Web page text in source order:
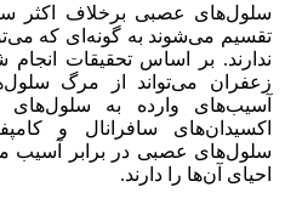
سلول‌های عصبی برخلاف اکثر
تقسیم می‌شوند به گونه‌ای که
ندارند. بر اساس تحقیقات
زعفران می‌تواند از مرگ
آسیب‌های وارده به
اکسیدان‌های سافرانال و
سلول‌های عصبی در برابر آسیب
احیای آن‌ها را دارند.